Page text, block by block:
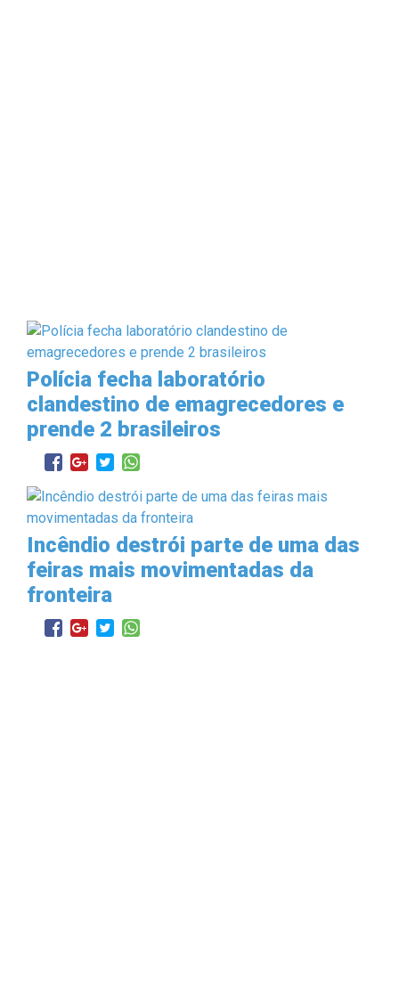
Polícia fecha laboratório
clandestino de emagrecedores e
prende 2 brasileiros
Incêndio destrói parte de uma das
feiras mais movimentadas da
fronteira